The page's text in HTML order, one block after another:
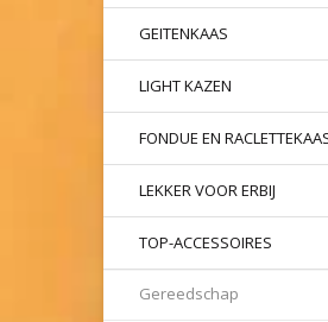
GEITENKAAS
LIGHT KAZEN
FONDUE EN
LEKKER VOOR ERBIJ
TOP-ACCESSOIRES
Gereedschap